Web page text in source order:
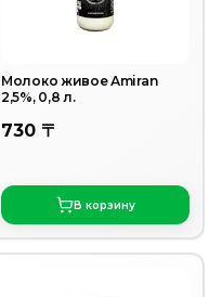
Молоко живое Аmiran
2,5%, 0,8 л.
730 〒
В корзину